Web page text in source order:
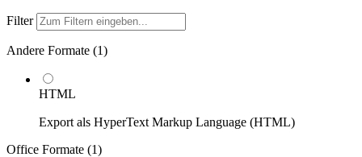
Filter
Andere Formate (1)
HTML
Export als HyperText Markup Language (HTML)
Office Formate (1)